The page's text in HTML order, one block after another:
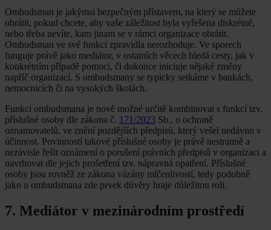
Ombudsman je jakýmsi bezpečným přístavem, na který se můžete
obrátit, pokud chcete, aby vaše záležitost byla vyřešena diskrétně,
nebo třeba nevíte, kam jinam se v rámci organizace obrátit.
Ombudsman ve své funkci zpravidla nerozhoduje. Ve sporech
funguje právě jako mediátor, v ostatních věcech hledá cesty, jak v
konkrétním případě pomoci, či dokonce iniciuje nějaké změny
napříč organizací. S ombudsmany se typicky setkáme v bankách,
nemocnicích či na vysokých školách.
Funkci ombudsmana je nově možné určitě kombinovat s funkcí tzv.
příslušné osoby dle zákona č. 171/2023 Sb., o ochraně
oznamovatelů, ve znění pozdějších předpisů, který vešel nedávno v
účinnost. Povinností takové příslušné osoby je právě nestranně a
nezávisle řešit oznámení o porušení právních předpisů v organizaci a
navrhovat dle jejich prošetření tzv. nápravná opatření. Příslušné
osoby jsou rovněž ze zákona vázány mlčenlivostí, tedy podobně
jako u ombudsmana zde prvek důvěry hraje důležitou roli.
7. Mediátor v mezinárodním prostředí